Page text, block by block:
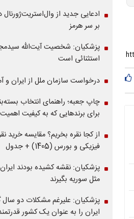
ادعایی جدید از وال‌استریت‌ژورنال
بر سر هرمز
پزشکیان: شخصیت آیت‌الله
استثنائی است
درخواست سازمان ملل از ایران و
چاپ جعبه؛ راهنمای انتخاب
برای برندهایی که به کیفیت
از کجا نقره بخریم؟ مقایسه خرید
فیزیکی و بورس (1405) + جدول
مثل سوریه بگیرند
پزشکیان: علیرغم مشکلات دو سال
ایران را به عنوان یک کشور